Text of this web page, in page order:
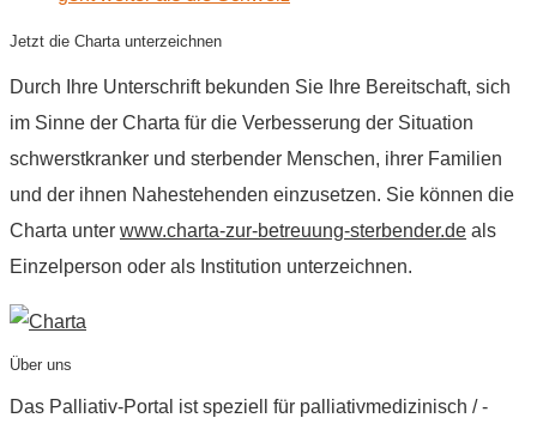
Jetzt die Charta unterzeichnen
Durch Ihre Unterschrift bekunden Sie Ihre Bereitschaft, sich
im Sinne der Charta für die Verbesserung der Situation
schwerstkranker und sterbender Menschen, ihrer Familien
und der ihnen Nahestehenden einzusetzen. Sie können die
Charta unter www.charta-zur-betreuung-sterbender.de als
Einzelperson oder als Institution unterzeichnen.
Über uns
Das Palliativ-Portal ist speziell für palliativmedizinisch / -